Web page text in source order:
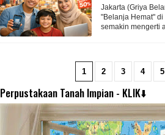
Jakarta (Griya
"Belanja Hemat"
semakin mengerti
1 2 3 4 5
Perpustakaan Tanah Impian - KLIK⬇️